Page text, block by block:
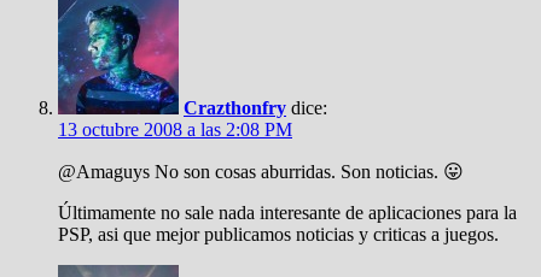
Crazthonfry dice:
13 octubre 2008 a las 2:08 PM
@Amaguys No son cosas aburridas. Son noticias. 😛
Últimamente no sale nada interesante de aplicaciones para la
PSP, asi que mejor publicamos noticias y criticas a juegos.